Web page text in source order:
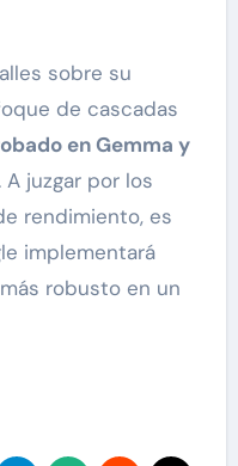
sobre su
de cascadas
en Gemma y
. A juzgar por los
rendimiento, es
implementará
robusto en un